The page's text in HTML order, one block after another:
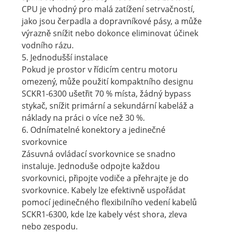
CPU je vhodný pro malá zatížení setrvačností,
jako jsou čerpadla a dopravníkové pásy, a může
výrazně snížit nebo dokonce eliminovat účinek
vodního rázu.
5. Jednodušší instalace
Pokud je prostor v řídicím centru motoru
omezený, může použití kompaktního designu
SCKR1-6300 ušetřit 70 % místa, žádný bypass
stykač, snížit primární a sekundární kabeláž a
náklady na práci o více než 30 %.
6. Odnímatelné konektory a jedinečné
svorkovnice
Zásuvná ovládací svorkovnice se snadno
instaluje. Jednoduše odpojte každou
svorkovnici, připojte vodiče a přehrajte je do
svorkovnice. Kabely lze efektivně uspořádat
pomocí jedinečného flexibilního vedení kabelů
SCKR1-6300, kde lze kabely vést shora, zleva
nebo zespodu.